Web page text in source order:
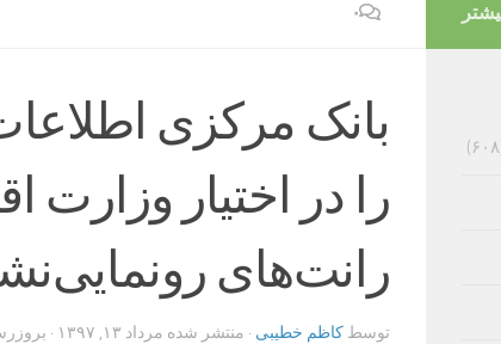
۰
بانک مرکزی
را در اختیار وزارت
رانت‌های
توسط کاظم خطیبی · منتشر شده مرداد ۱۳, ۱۳۹۷ ·